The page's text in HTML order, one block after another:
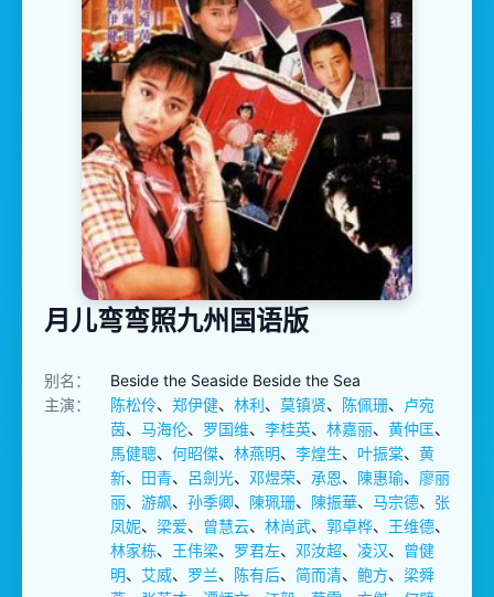
月儿弯弯照九州国语版
别名：
Beside the Seaside Beside the Sea
主演：
陈松伶、 郑伊健、 林利、 莫镇贤、 陈佩珊、
卢宛
茵、 马海伦、 罗国维、 李桂英、 林嘉丽、 黄仲匡、
馬健聰、 何昭傑、 林燕明、 李煌生、 叶振棠、 黄
新、 田青、 呂劍光、 邓煜荣、 承恩、 陳惠瑜、 廖丽
丽、 游飙、 孙季卿、 陳珮珊、 陳振華、 马宗德、 张
凤妮、 梁爱、 曾慧云、 林尚武、 郭卓桦、 王维德、
林家栋、 王伟梁、 罗君左、 邓汝超、 凌汉、 曾健
明、 艾威、 罗兰、 陈有后、 简而清、 鲍方、 梁舜